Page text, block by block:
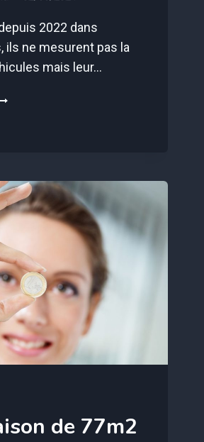
2022 dans
ils ne mesurent pas la
mais leur…
de 77m2